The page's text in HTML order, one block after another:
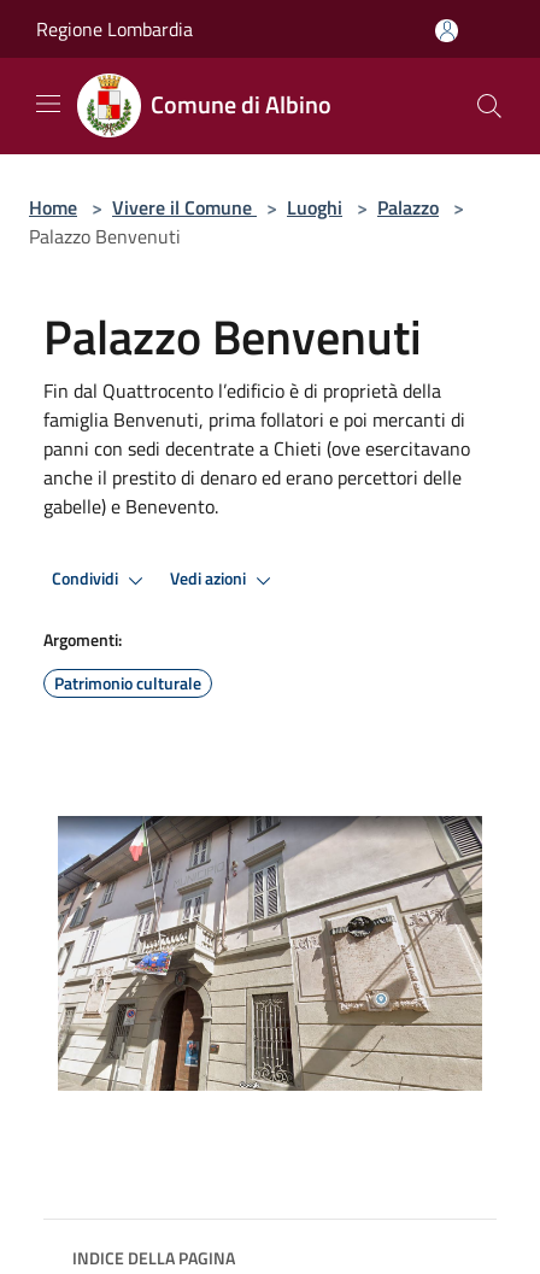
Regione Lombardia
Comune di Albino
Home > Vivere il Comune > Luoghi > Palazzo >
Palazzo Benvenuti
Palazzo Benvenuti
Fin dal Quattrocento l’edificio è di proprietà della
famiglia Benvenuti, prima follatori e poi mercanti di
panni con sedi decentrate a Chieti (ove esercitavano
anche il prestito di denaro ed erano percettori delle
gabelle) e Benevento.
Condividi Vedi azioni
Argomenti:
Patrimonio culturale
INDICE DELLA PAGINA